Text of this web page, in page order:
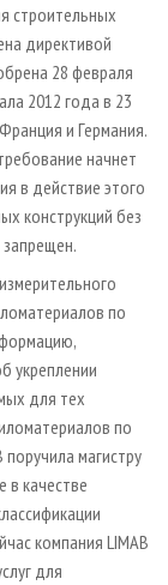
строительных
директивой
28 февраля
2012 года в 23
и Германия.
начнет
в действие этого
конструкций без
по
укреплении
для тех
по
магистру
в качестве
компания LIMAB
для